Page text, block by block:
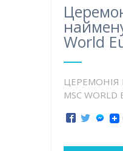
World
MSC WORLD